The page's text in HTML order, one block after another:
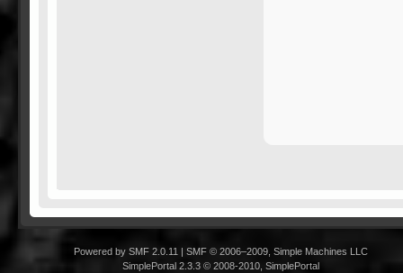
Powered by SMF 2.0.11
SMF © 2006–2009, Simple Machines LLC
SimplePortal 2.3.3 © 2008-2010, SimplePortal